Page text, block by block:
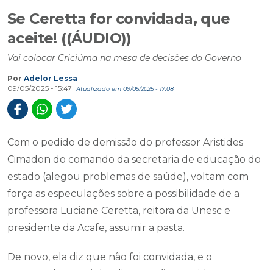
Se Ceretta for convidada, que
aceite! ((ÁUDIO))
Vai colocar Criciúma na mesa de decisões do Governo
Por Adelor Lessa
09/05/2025 - 15:47
Atualizado em 09/05/2025 - 17:08
Com o pedido de demissão do professor Aristides
Cimadon do comando da secretaria de educação do
estado (alegou problemas de saúde), voltam com
força as especulações sobre a possibilidade de a
professora Luciane Ceretta, reitora da Unesc e
presidente da Acafe, assumir a pasta.
De novo, ela diz que não foi convidada, e o